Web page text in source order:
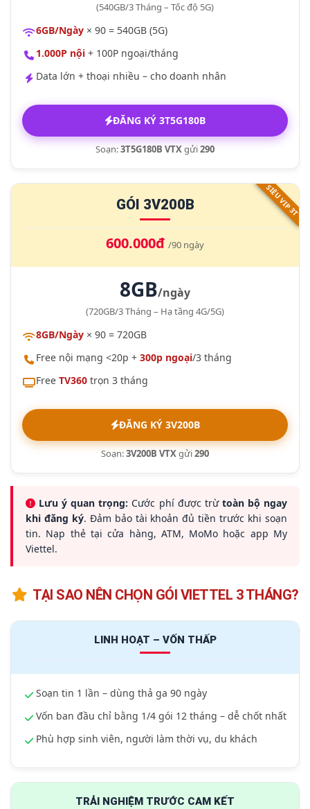
(540GB/3 Tháng – Tốc độ 5G)
6GB/Ngày × 90 = 540GB (5G)
1.000P nội + 100P ngoại/tháng
Data lớn + thoại nhiều – cho doanh nhân
ĐĂNG KÝ 3T5G180B
Soạn:3T5G180B VTXgửi290
SIÊU VIP 3T
GÓI 3V200B
600.000đ /90 ngày
8GB/ngày
(720GB/3 Tháng – Hạ tầng 4G/5G)
8GB/Ngày × 90 = 720GB
Free nội mạng <20p + 300p ngoại/3 tháng
Free TV360 trọn 3 tháng
ĐĂNG KÝ 3V200B
Soạn:3V200B VTXgửi290
Lưu ý quan trọng: Cước phí được trừ toàn bộ ngay
khi đăng ký. Đảm bảo tài khoản đủ tiền trước khi soạn
tin. Nạp thẻ tại cửa hàng, ATM, MoMo hoặc app My
Viettel.
TẠI SAO NÊN CHỌN GÓI VIETTEL 3 THÁNG?
LINH HOẠT – VỐN THẤP
Soạn tin 1 lần – dùng thả ga 90 ngày
Vốn ban đầu chỉ bằng 1/4 gói 12 tháng – dễ chốt nhất
Phù hợp sinh viên, người làm thời vụ, du khách
TRẢI NGHIỆM TRƯỚC CAM KẾT